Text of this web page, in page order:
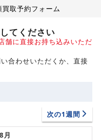
買取予約フォーム
てください
舗に直接お持ち込みいただ
合わせいただくか、直接
次の1週間
8月